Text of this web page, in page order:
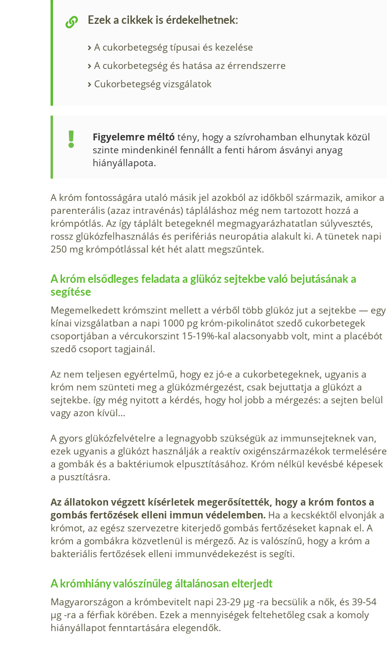
Ezek a cikkek is érdekelhetnek:
A cukorbetegség típusai és kezelése
A cukorbetegség és hatása az érrendszerre
Cukorbetegség vizsgálatok
Figyelemre méltó tény, hogy a szívrohamban elhunytak közül
szinte mindenkinél fennállt a fenti három ásványi anyag
hiányállapota.
A króm fontosságára utaló másik jel azokból az időkből származik, amikor a
parenterális (azaz intravénás) tápláláshoz még nem tartozott hozzá a
krómpótlás. Az így táplált betegeknél megmagyarázhatatlan súlyvesztés,
rossz glükózfelhasználás és perifériás neuropátia alakult ki. A tünetek napi
250 mg krómpótlással két hét alatt megszűntek.
A króm elsődleges feladata a glükóz sejtekbe való bejutásának a
segítése
Megemelkedett krómszint mellett a vérből több glükóz jut a sejtekbe — egy
kínai vizsgálatban a napi 1000 pg króm-pikolinátot szedő cukorbetegek
csoportjában a vércukorszint 15-19%-kal alacsonyabb volt, mint a placébót
szedő csoport tagjainál.
Az nem teljesen egyértelmű, hogy ez jó-e a cukorbetegeknek, ugyanis a
króm nem szünteti meg a glükózmérgezést, csak bejuttatja a glükózt a
sejtekbe. így még nyitott a kérdés, hogy hol jobb a mérgezés: a sejten belül
vagy azon kívül…
A gyors glükózfelvételre a legnagyobb szükségük az immunsejteknek van,
ezek ugyanis a glükózt használják a reaktív oxigénszármazékok termelésére
a gombák és a baktériumok elpusztításához. Króm nélkül kevésbé képesek
a pusztításra.
Az állatokon végzett kísérletek megerősítették, hogy a króm fontos a
gombás fertőzések elleni immun védelemben. Ha a kecskéktől elvonják a
krómot, az egész szervezetre kiterjedő gombás fertőzéseket kapnak el. A
króm a gombákra közvetlenül is mérgező. Az is valószínű, hogy a króm a
bakteriális fertőzések elleni immunvédekezést is segíti.
A krómhiány valószínűleg általánosan elterjedt
Magyarországon a krómbevitelt napi 23-29 µg -ra becsülik a nők, és 39-54
µg -ra a férfiak körében. Ezek a mennyiségek feltehetőleg csak a komoly
hiányállapot fenntartására elegendők.